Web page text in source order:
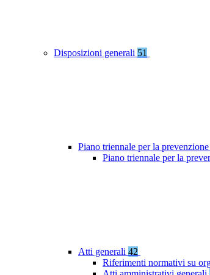
Disposizioni generali 51
Piano triennale per la
Piano triennale per la
Atti generali 42
Riferimenti normativi su